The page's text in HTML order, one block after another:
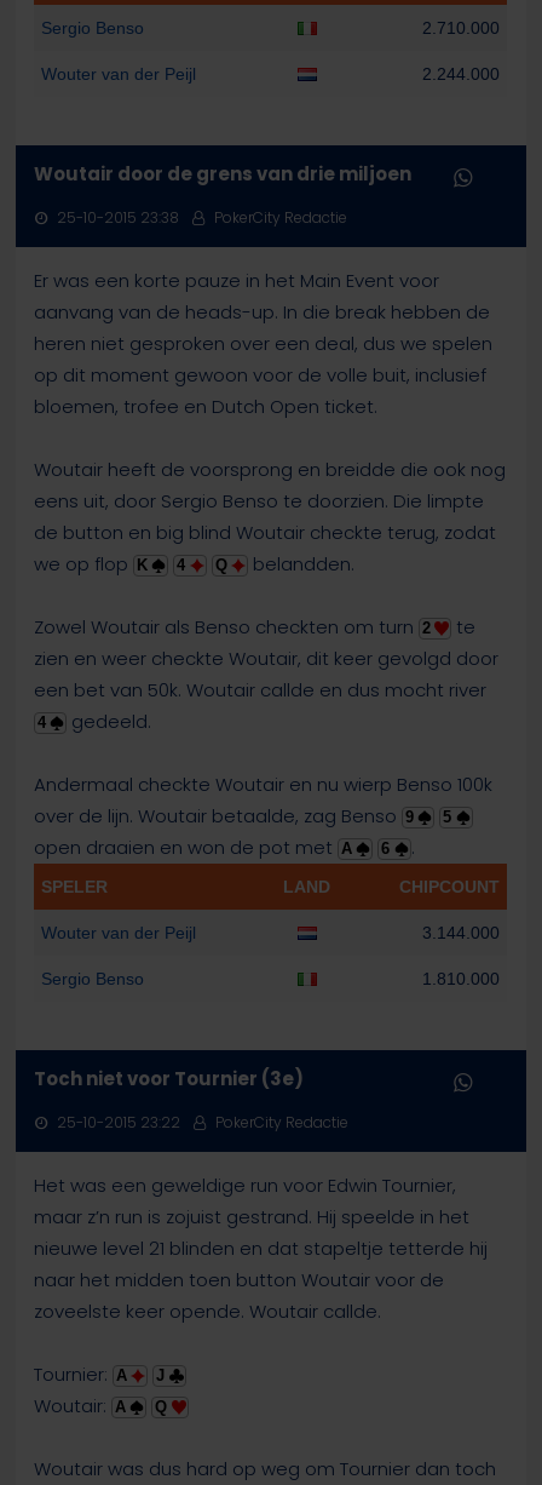
Sergio Benso 2.710.000
Wouter van der Peijl 2.244.000
Woutair door de grens van drie miljoen
25-10-2015 23:38 PokerCity Redactie
Er was een korte pauze in het Main Event voor
aanvang van de heads-up. In die break hebben de
heren niet gesproken over een deal, dus we spelen
op dit moment gewoon voor de volle buit, inclusief
bloemen, trofee en Dutch Open ticket.
Woutair heeft de voorsprong en breidde die ook nog
eens uit, door Sergio Benso te doorzien. Die limpte
de button en big blind Woutair checkte terug, zodat
we op flop K 4 Q belandden.
Zowel Woutair als Benso checkten om turn 2
te
zien en weer checkte Woutair, dit keer gevolgd door
een bet van 50k. Woutair callde en dus mocht river
4 gedeeld.
Andermaal checkte Woutair en nu wierp Benso 100k
over de lijn. Woutair betaalde, zag Benso 9 5
open draaien en won de pot met A 6 .
SPELER LAND CHIPCOUNT
Wouter van der Peijl 3.144.000
Sergio Benso 1.810.000
Toch niet voor Tournier (3e)
25-10-2015 23:22 PokerCity Redactie
Het was een geweldige run voor Edwin Tournier,
maar z’n run is zojuist gestrand. Hij speelde in het
nieuwe level 21 blinden en dat stapeltje tetterde hij
naar het midden toen button Woutair voor de
zoveelste keer opende. Woutair callde.
Tournier: A J
Woutair: A Q
Woutair was dus hard op weg om Tournier dan toch